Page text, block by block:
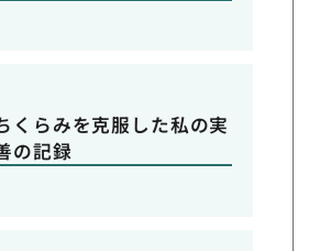
くらみを克服した私の実
の記録